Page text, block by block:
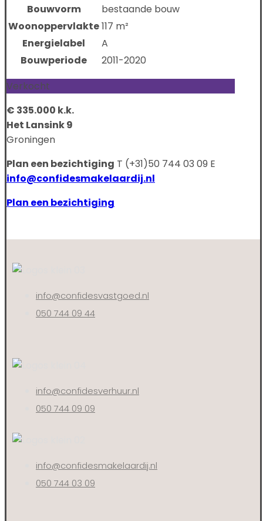
Bouwvorm
bestaande bouw
Woonoppervlakte117 m²
Energielabel
A
Bouwperiode
2011-2020
Verkocht
€ 335.000 k.k.
Het Lansink 9
Groningen
Plan een bezichtiging T (+31)50 744 03 09 E
info@confidesmakelaardij.nl
Plan een bezichtiging
info@confidesvastgoed.nl
050 744 09 44
info@confidesverhuur.nl
050 744 09 09
info@confidesmakelaardij.nl
050 744 03 09